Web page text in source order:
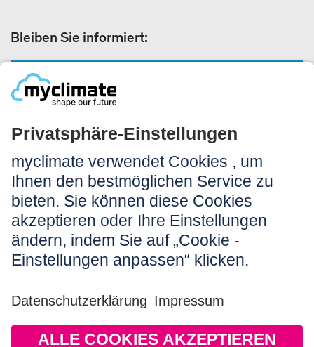
Bleiben Sie informiert:
Rechtliches:
Impressum
Nutzungshinweis
AGB
Datenschutz
Barrierefreiheit